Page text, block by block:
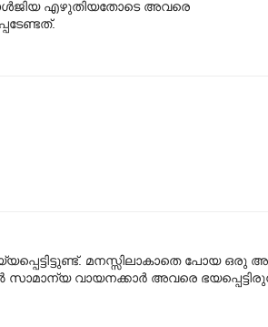
എഴുതിയതോടെ അവരെ
മനസ്സിലാകാതെ പോയ ഒരു
സാമാന്യ വായനക്കാര്‍ അവരെ